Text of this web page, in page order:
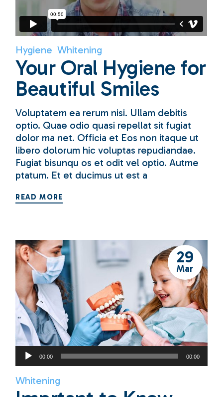
Hygiene Whitening
Your Oral Hygiene for
Beautiful Smiles
Voluptatem ea rerum nisi. Ullam debitis
optio. Quae odio quasi repellat sit fugiat
dolor ma net. Officia et Eos non itaque ut
libero dolorum hic voluptas repudiandae.
Fugiat bisunqu os et odit vel optio. Autme
ptatum. Et et ducimus ut est a
READ MORE
29
Mar
Audio
Player
00:00 00:00
Whitening